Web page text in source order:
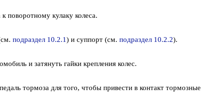
поворотному кулаку колеса.
подраздел 10.2.1) и суппорт (см. подраздел 10.2.2).
и затянуть гайки крепления колес.
тормоза для того, чтобы привести в контакт тормозные